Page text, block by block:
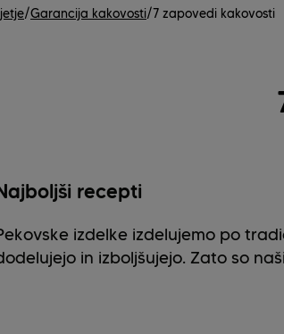
/Garancija kakovosti/7 zapovedi kakovosti
recepti
izdelke izdelujemo po
in izboljšujejo. Zato so